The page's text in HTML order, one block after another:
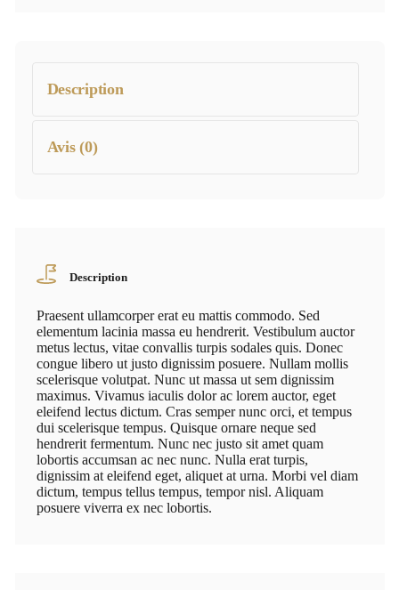
Description
Avis (0)
Description
Praesent ullamcorper erat eu mattis commodo. Sed
elementum lacinia massa eu hendrerit. Vestibulum auctor
metus lectus, vitae convallis turpis sodales quis. Donec
congue libero ut justo dignissim posuere. Nullam mollis
scelerisque volutpat. Nunc ut massa ut sem dignissim
maximus. Vivamus iaculis dolor ac lorem auctor, eget
eleifend lectus dictum. Cras semper nunc orci, et tempus
dui scelerisque tempus. Quisque ornare neque sed
hendrerit fermentum. Nunc nec justo sit amet quam
lobortis accumsan ac nec nunc. Nulla erat turpis,
dignissim at eleifend eget, aliquet at urna. Morbi vel diam
dictum, tempus tellus tempus, tempor nisl. Aliquam
posuere viverra ex nec lobortis.